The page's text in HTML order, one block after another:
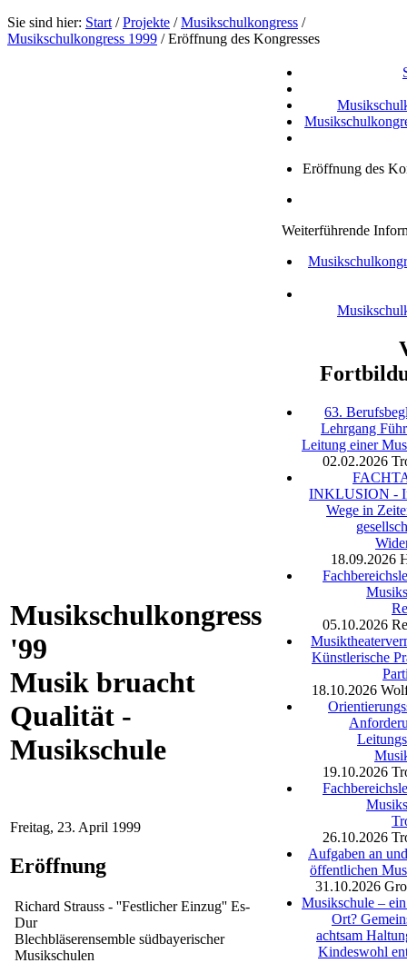
Sie sind hier: Start /Projekte /Musikschulkongress /
Musikschulkongress 1999 /Eröffnung des Kongresses
Musikschulkongress
'99
Musik bruacht
Qualität -
Musikschule
Freitag, 23. April 1999
Eröffnung
Richard Strauss - ''Festlicher Einzug'' Es-
Dur
Blechbläserensemble südbayerischer
Musikschulen
Eröffnung des
Weiterführende
63.
Lehrgang
Leitung einer
02.02.2026
INKLUSION -
Wege in
18.09.2026
05.10.2026
Künstlerische
18.10.2026
19.10.2026
26.10.2026
Aufgaben an
öffentlichen
31.10.2026
Musikschule –
Ort?
achtsam
Kindeswohl